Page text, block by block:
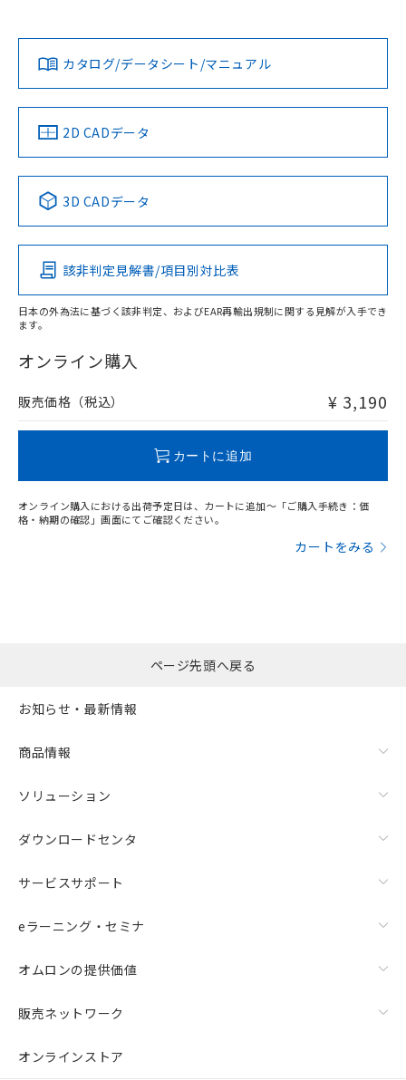
ダウンロードデータをご利用いただく前に、以下を必ずお読
みください。
ソフトウェアの使用条件
対応済み
中国 RoHS 注意事項・凡例
Pb Hg Cd Cr(VI)
O
在庫等で未対応品が混在する可能性があります。
問い合わせください。
カタログ/データシート/マニュアル
2D CADデータ
3D CADデータ
該非判定見解書/項目別対比表
日本の外為法に基づく該非判定、およびEAR再輸出規制に関する見解が入手でき
ます。
オンライン購入
販売価格（税込） ¥ 3,190
カートに追加
オンライン購入における出荷予定日は、カートに追加～「ご購入手続き：価
格・納期の確認」画面にてご確認ください。
カートをみる
ページ先頭へ戻る
お知らせ・最新情報
商品情報
ソリューション
ダウンロードセンタ
サービスサポート
eラーニング・セミナ
オムロンの提供価値
販売ネットワーク
オンラインストア